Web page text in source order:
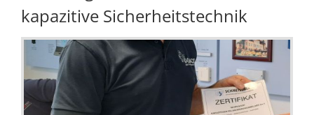
SCHMEISSNER
kapazitive Sicherheitstechnik